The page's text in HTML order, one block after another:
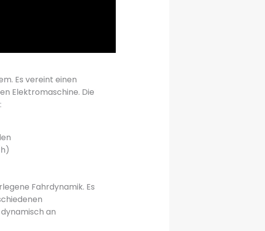
Es vereint einen
Elektromaschine. Die
Fahrdynamik. Es
an